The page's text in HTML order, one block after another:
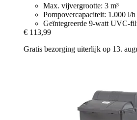
Max. vijvergrootte: 3 m³
Pompovercapaciteit: 1.000 l/h
Geïntegreerde 9-watt UVC-
€ 113,99
Gratis bezorging uiterlijk op 13.